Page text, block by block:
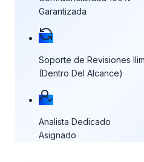
Garantizada
Soporte de Revisiones
(Dentro Del Alcance)
Analista Dedicado
Asignado